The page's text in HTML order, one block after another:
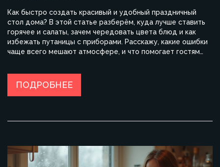
Как быстро создать красивый и удобный праздничный
стол дома? В этой статье разберём, куда лучше ставить
горячее и салаты, зачем чередовать цвета блюд и как
избежать путаницы с приборами. Расскажу, какие ошибки
чаще всего мешают атмосфере, и что помогает гостям
ужин. Вы удивитесь, насколько всё просто меняется, если
знать пару секретов.
ПОДРОБНЕЕ